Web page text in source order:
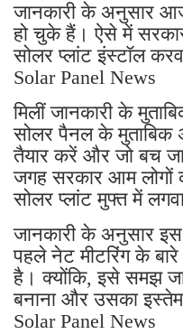
जानकारी के अनुसार आज
हो चुके हैं। ऐसे में
सोलर प्लांट इंस्टॉल
Solar Panel News
मिलीं जानकारी के
सोलर पैनल के मुताबिक
तैयार करें और जो बच
जगह सरकार आम लोगों
सोलर प्लांट मुफ्त में
जानकारी के अनुसार
पहले नेट मीटरिंग के
है। क्योंकि, इसे समझ
बनाना और उसका
Solar Panel News